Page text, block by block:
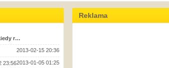
r…
2013-02-15 20:36
2013-01-05 01:25
23:56
Reklama